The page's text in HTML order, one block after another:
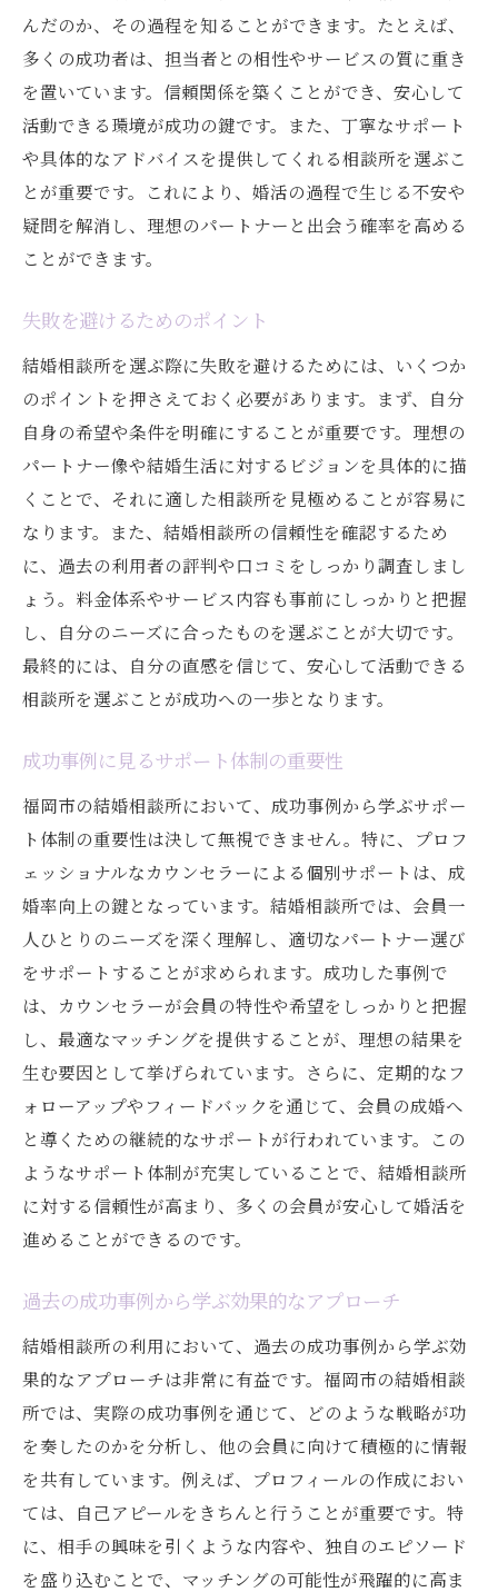
んだのか、その過程を知ることができます。たとえば、
多くの成功者は、担当者との相性やサービスの質に重き
を置いています。信頼関係を築くことができ、安心して
活動できる環境が成功の鍵です。また、丁寧なサポート
や具体的なアドバイスを提供してくれる相談所を選ぶこ
とが重要です。これにより、婚活の過程で生じる不安や
疑問を解消し、理想のパートナーと出会う確率を高める
ことができます。
失敗を避けるためのポイント
結婚相談所を選ぶ際に失敗を避けるためには、いくつか
のポイントを押さえておく必要があります。まず、自分
自身の希望や条件を明確にすることが重要です。理想の
パートナー像や結婚生活に対するビジョンを具体的に描
くことで、それに適した相談所を見極めることが容易に
なります。また、結婚相談所の信頼性を確認するため
に、過去の利用者の評判や口コミをしっかり調査しまし
ょう。料金体系やサービス内容も事前にしっかりと把握
し、自分のニーズに合ったものを選ぶことが大切です。
最終的には、自分の直感を信じて、安心して活動できる
相談所を選ぶことが成功への一歩となります。
成功事例に見るサポート体制の重要性
福岡市の結婚相談所において、成功事例から学ぶサポー
ト体制の重要性は決して無視できません。特に、プロフ
ェッショナルなカウンセラーによる個別サポートは、成
婚率向上の鍵となっています。結婚相談所では、会員一
人ひとりのニーズを深く理解し、適切なパートナー選び
をサポートすることが求められます。成功した事例で
は、カウンセラーが会員の特性や希望をしっかりと把握
し、最適なマッチングを提供することが、理想の結果を
生む要因として挙げられています。さらに、定期的なフ
ォローアップやフィードバックを通じて、会員の成婚へ
と導くための継続的なサポートが行われています。この
ようなサポート体制が充実していることで、結婚相談所
に対する信頼性が高まり、多くの会員が安心して婚活を
進めることができるのです。
過去の成功事例から学ぶ効果的なアプローチ
結婚相談所の利用において、過去の成功事例から学ぶ効
果的なアプローチは非常に有益です。福岡市の結婚相談
所では、実際の成功事例を通じて、どのような戦略が功
を奏したのかを分析し、他の会員に向けて積極的に情報
を共有しています。例えば、プロフィールの作成におい
ては、自己アピールをきちんと行うことが重要です。特
に、相手の興味を引くような内容や、独自のエピソード
を盛り込むことで、マッチングの可能性が飛躍的に高ま